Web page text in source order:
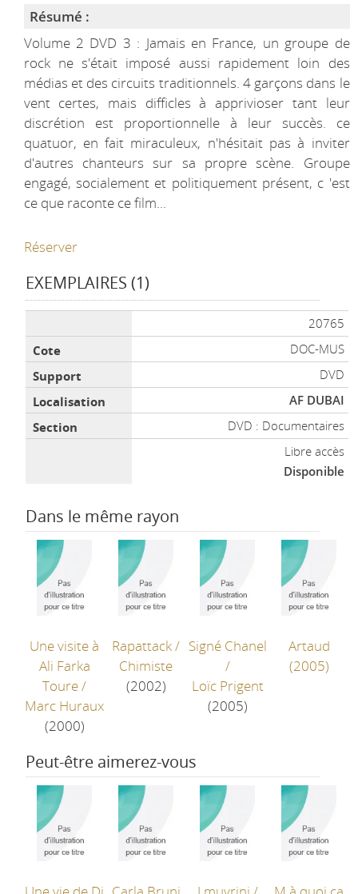
Résumé :
Volume 2 DVD 3 : Jamais en France, un groupe de
rock ne s'était imposé aussi rapidement loin des
médias et des circuits traditionnels. 4 garçons dans le
vent certes, mais difficles à apprivioser tant leur
discrétion est proportionnelle à leur succès. ce
quatuor, en fait miraculeux, n'hésitait pas à inviter
d'autres chanteurs sur sa propre scène. Groupe
engagé, socialement et politiquement présent, c 'est
ce que raconte ce film...
Réserver
EXEMPLAIRES (1)
20765
DOC-MUS
DVD
AF DUBAI
DVD : Documentaires
Libre accès
Disponible
Dans le même rayon
Une visite à
Ali Farka
Toure/
Marc Huraux
(2000)
Rapattack/
Chimiste
(2002)
Signé Chanel
/
Loïc Prigent
(2005)
Artaud
(2005)
Peut-être aimerez-vous